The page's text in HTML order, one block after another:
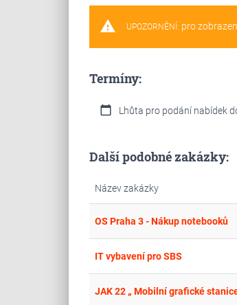
warning UPOZORNĚNÍ: pro
Termíny:
calendar_today Lhůta pro podání nabídek
Další podobné zakázky:
Název zakázky
OS Praha 3 - Nákup notebooků
IT vybavení pro SBS
JAK 22 „ Mobilní grafické